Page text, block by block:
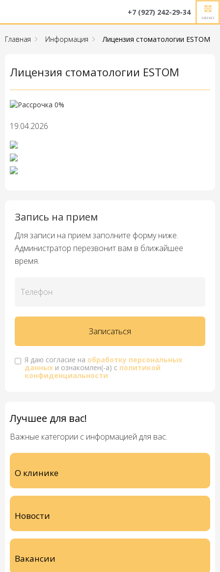
Главная Информация Лицензия стоматологии ESTOM
Лицензия стоматологии ESTOM
19.04.2026
Запись на прием
Для записи на прием заполните форму ниже.
Администратор перезвонит вам в ближайшее
время.
Я даю согласие на обработку персональных
данных и ознакомлен(-а) с политикой
конфиденциальности
Лучшее для вас!
Важные категории с информацией для вас.
О клинике
Новости
Вакансии
+7 (927) 242-29-34
МЕНЮ